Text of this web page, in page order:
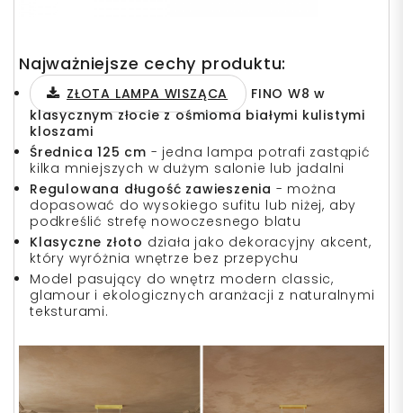
Najważniejsze cechy produktu:
ZŁOTA LAMPA WISZĄCA
FINO W8 w
klasycznym złocie z ośmioma białymi kulistymi
kloszami
Średnica 125 cm - jedna lampa potrafi zastąpić
kilka mniejszych w dużym salonie lub jadalni
Regulowana długość zawieszenia - można
dopasować do wysokiego sufitu lub niżej, aby
podkreślić strefę nowoczesnego blatu
Klasyczne złoto działa jako dekoracyjny akcent,
który wyróżnia wnętrze bez przepychu
Model pasujący do wnętrz modern classic,
glamour i ekologicznych aranżacji z naturalnymi
teksturami.